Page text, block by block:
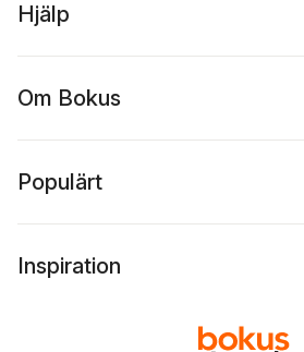
Hjälp
Om Bokus
Populärt
Inspiration